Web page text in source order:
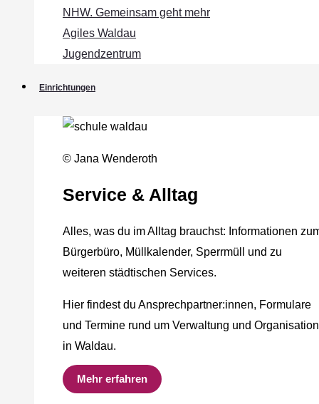
NHW. Gemeinsam geht mehr
Agiles Waldau
Jugendzentrum
Einrichtungen
© Jana Wenderoth
Service & Alltag
Alles, was du im Alltag brauchst: Informationen
Bürgerbüro, Müllkalender, Sperrmüll und zu
weiteren städtischen Services.
Hier findest du Ansprechpartner:innen, Formulare
und Termine rund um Verwaltung und Organisation
in Waldau.
Mehr erfahren